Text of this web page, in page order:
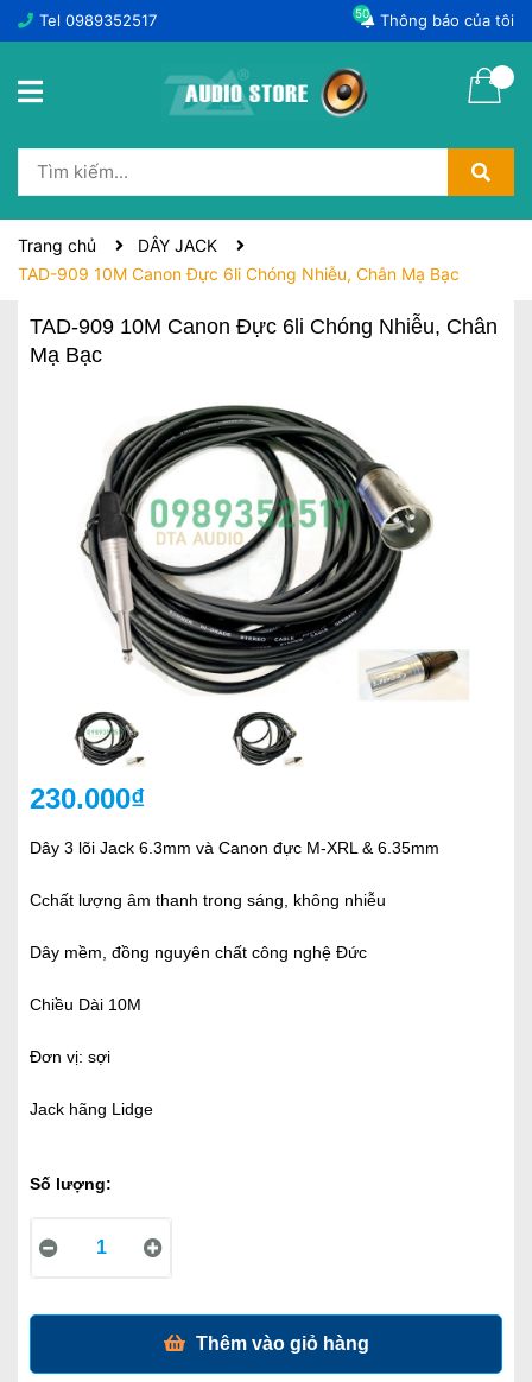
Tel 0989352517 Thông báo của tôi
50
Trang chủ
DÂY JACK
TAD-909 10M Canon Đực 6li Chóng Nhiễu, Chân Mạ Bạc
TAD-909 10M Canon Đực 6li Chóng Nhiễu, Chân
Mạ Bạc
230.000₫
Dây 3 lõi Jack 6.3mm và Canon đực M-XRL & 6.35mm
Cchất lượng âm thanh trong sáng, không nhiễu
Dây mềm, đồng nguyên chất công nghệ Đức
Chiều Dài 10M
Đơn vị: sợi
Jack hãng Lidge
Số lượng:
Thêm vào giỏ hàng